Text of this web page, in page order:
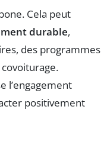
Cela peut
durable,
des programmes
l’engagement
positivement